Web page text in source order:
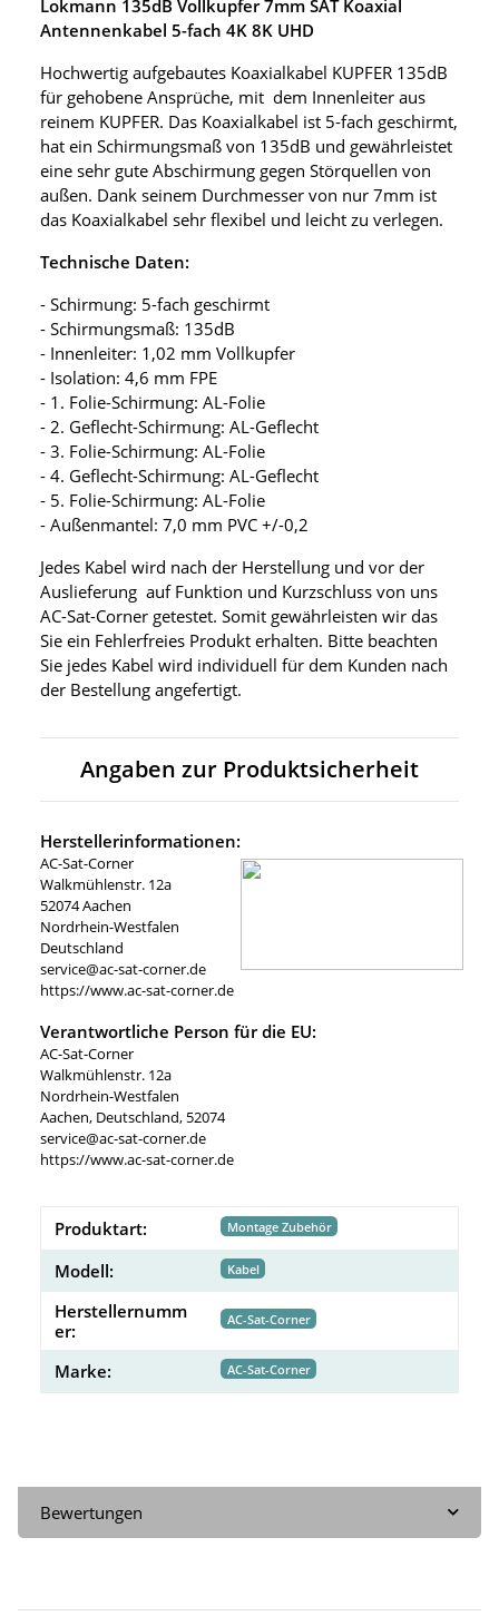
Lokmann 135dB Vollkupfer 7mm SAT Koaxial
Antennenkabel 5-fach 4K 8K UHD
Hochwertig aufgebautes Koaxialkabel KUPFER 135dB
für gehobene Ansprüche, mit dem Innenleiter aus
reinem KUPFER. Das Koaxialkabel ist 5-fach geschirmt,
hat ein Schirmungsmaß von 135dB und gewährleistet
eine sehr gute Abschirmung gegen Störquellen von
außen. Dank seinem Durchmesser von nur 7mm ist
das Koaxialkabel sehr flexibel und leicht zu verlegen.
Technische Daten:
- Schirmung: 5-fach geschirmt
- Schirmungsmaß: 135dB
- Innenleiter: 1,02 mm Vollkupfer
- Isolation: 4,6 mm FPE
- 1. Folie-Schirmung: AL-Folie
- 2. Geflecht-Schirmung: AL-Geflecht
- 3. Folie-Schirmung: AL-Folie
- 4. Geflecht-Schirmung: AL-Geflecht
- 5. Folie-Schirmung: AL-Folie
- Außenmantel: 7,0 mm PVC +/-0,2
Jedes Kabel wird nach der Herstellung und vor der
Auslieferung auf Funktion und Kurzschluss von uns
AC-Sat-Corner getestet. Somit gewährleisten wir das
Sie ein Fehlerfreies Produkt erhalten. Bitte beachten
Sie jedes Kabel wird individuell für dem Kunden nach
der Bestellung angefertigt.
Angaben zur Produktsicherheit
Herstellerinformationen:
AC-Sat-Corner
Walkmühlenstr. 12a
52074 Aachen
Nordrhein-Westfalen
Deutschland
service@ac-sat-corner.de
https://www.ac-sat-corner.de
Verantwortliche Person für die EU:
AC-Sat-Corner
Walkmühlenstr. 12a
Nordrhein-Westfalen
Aachen, Deutschland, 52074
service@ac-sat-corner.de
https://www.ac-sat-corner.de
Produktart: Montage Zubehör
Modell: Kabel
Herstellernumm
er:
AC-Sat-Corner
Marke: AC-Sat-Corner
Bewertungen